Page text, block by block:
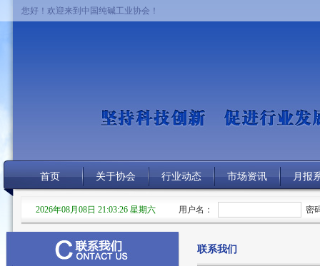
您好！欢迎来到中国纯碱工业协会！
首页 关于协会 行业动态 市场资讯 月报
2026年08月08日 21:03:26 星期六 用户名： 密
联系我们